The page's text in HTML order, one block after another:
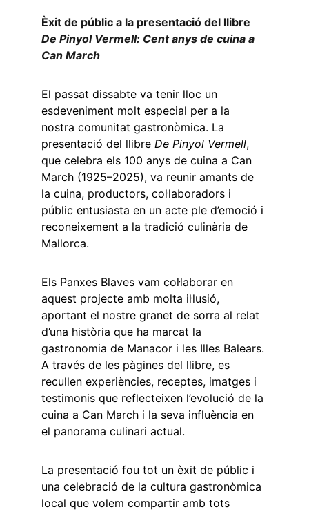
Èxit de públic a la presentació del llibre
De Pinyol Vermell: Cent anys de cuina a
Can March
El passat dissabte va tenir lloc un
esdeveniment molt especial per a la
nostra comunitat gastronòmica. La
presentació del llibre De Pinyol Vermell,
que celebra els 100 anys de cuina a Can
March (1925–2025), va reunir amants de
la cuina, productors, col·laboradors i
públic entusiasta en un acte ple d’emoció i
reconeixement a la tradició culinària de
Mallorca.
Els Panxes Blaves vam col·laborar en
aquest projecte amb molta il·lusió,
aportant el nostre granet de sorra al relat
d’una història que ha marcat la
gastronomia de Manacor i les Illes Balears.
A través de les pàgines del llibre, es
recullen experiències, receptes, imatges i
testimonis que reflecteixen l’evolució de la
cuina a Can March i la seva influència en
el panorama culinari actual.
La presentació fou tot un èxit de públic i
una celebració de la cultura gastronòmica
local que volem compartir amb tots